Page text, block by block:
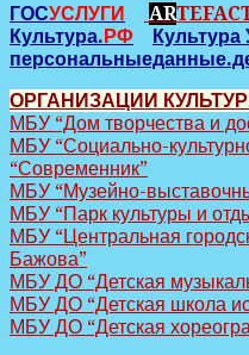
ГОСУСЛУГИ AR
Культура.РФ
Культура
ОРГАНИЗАЦИИ
МБУ “Дом творчества и
МБУ “Социально-
“Современник”
МБУ “Музейно-
МБУ “Парк культуры и
МБУ “Центральная
Бажова”
МБУ ДО “Детская
МБУ ДО “Детская школа
МБУ ДО “Детская